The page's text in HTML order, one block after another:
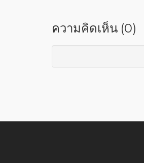
ความคิดเห็น (0)